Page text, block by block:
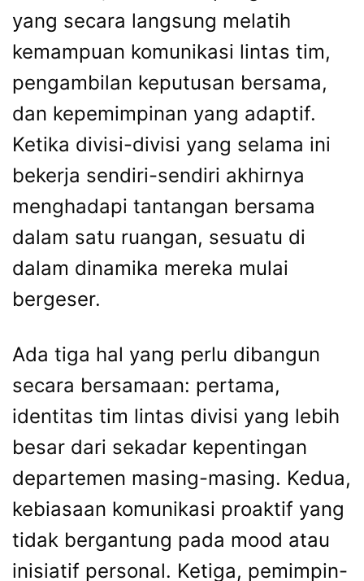
yang secara langsung melatih
kemampuan komunikasi lintas tim,
pengambilan keputusan bersama,
dan kepemimpinan yang adaptif.
Ketika divisi-divisi yang selama ini
bekerja sendiri-sendiri akhirnya
menghadapi tantangan bersama
dalam satu ruangan, sesuatu di
dalam dinamika mereka mulai
bergeser.
Ada tiga hal yang perlu dibangun
secara bersamaan: pertama,
identitas tim lintas divisi yang lebih
besar dari sekadar kepentingan
departemen masing-masing. Kedua,
kebiasaan komunikasi proaktif yang
tidak bergantung pada mood atau
inisiatif personal. Ketiga, pemimpin-